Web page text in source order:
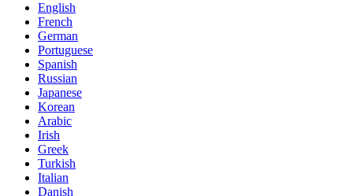
English
French
German
Portuguese
Spanish
Russian
Japanese
Korean
Arabic
Irish
Greek
Turkish
Italian
Danish